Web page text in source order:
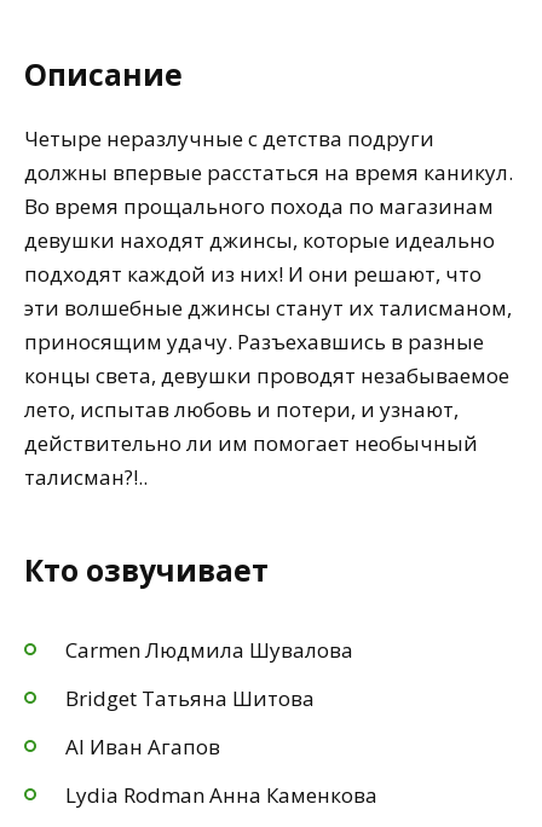
Описание
Четыре неразлучные с детства подруги
должны впервые расстаться на время каникул.
Во время прощального похода по магазинам
девушки находят джинсы, которые идеально
подходят каждой из них! И они решают, что
эти волшебные джинсы станут их талисманом,
приносящим удачу. Разъехавшись в разные
концы света, девушки проводят незабываемое
лето, испытав любовь и потери, и узнают,
действительно ли им помогает необычный
талисман?!..
Кто озвучивает
Carmen Людмила Шувалова
Bridget Татьяна Шитова
Al Иван Агапов
Lydia Rodman Анна Каменкова